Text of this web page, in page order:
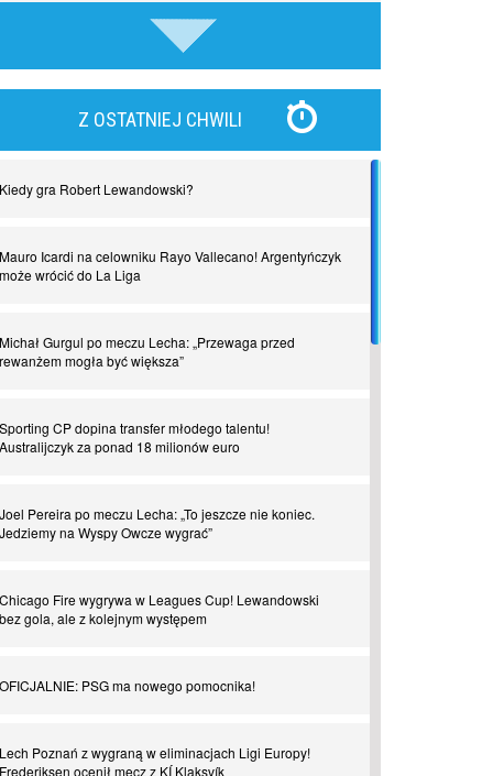
owca cała?
Najdziwniejsze kary w historii piłki nożnej. Część I
I love this game! Patrice Evra
Czar z Czarnego Lądu, czyli Pep Guardiola kontra Afryka
Z OSTATNIEJ CHWILI
Kiedy gra Robert Lewandowski?
Mauro Icardi na celowniku Rayo Vallecano! Argentyńczyk
może wrócić do La Liga
Michał Gurgul po meczu Lecha: „Przewaga przed
rewanżem mogła być większa”
Sporting CP dopina transfer młodego talentu!
Australijczyk za ponad 18 milionów euro
Joel Pereira po meczu Lecha: „To jeszcze nie koniec.
Jedziemy na Wyspy Owcze wygrać”
Chicago Fire wygrywa w Leagues Cup! Lewandowski
bez gola, ale z kolejnym występem
OFICJALNIE: PSG ma nowego pomocnika!
Lech Poznań z wygraną w eliminacjach Ligi Europy!
Frederiksen ocenił mecz z KÍ Klaksvík